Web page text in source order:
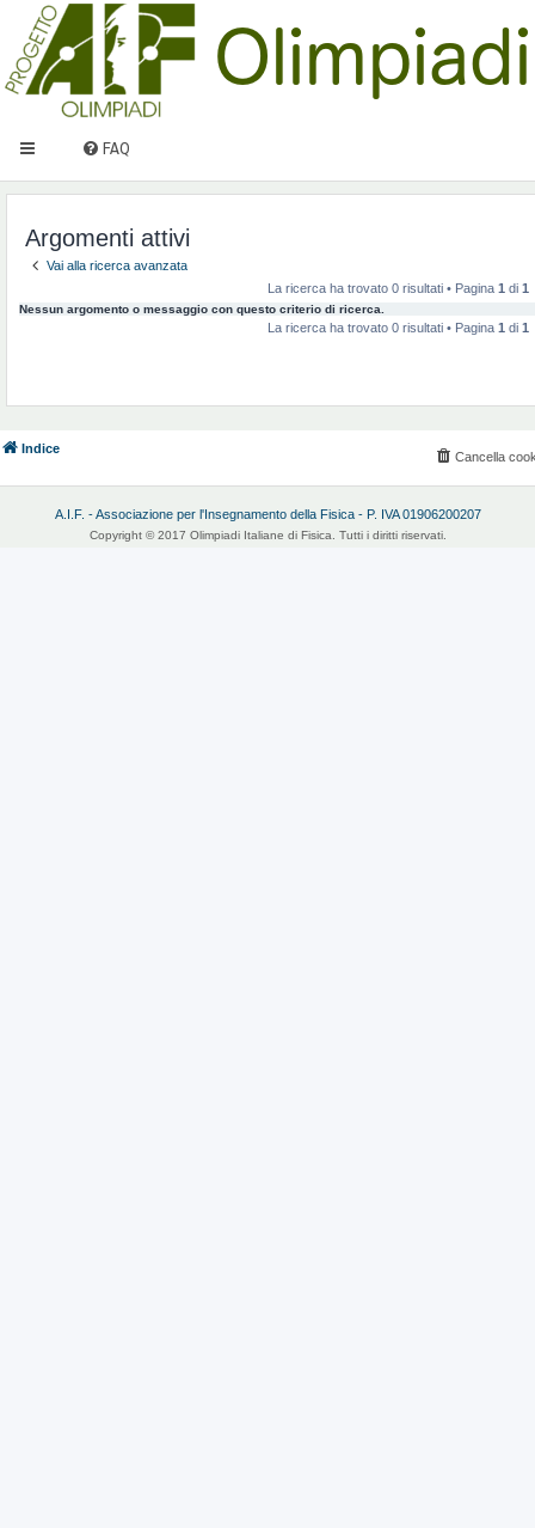
FAQ
Argomenti attivi
Vai alla ricerca avanzata
La ricerca ha trovato 0 risultati • Pagina 1 di 1
Nessun argomento o messaggio con questo criterio di ricerca.
La ricerca ha trovato 0 risultati • Pagina 1 di 1
Indice
Cancella
A.I.F. - Associazione per l'Insegnamento della Fisica - P. IVA 01906200207
Copyright © 2017 Olimpiadi Italiane di Fisica. Tutti i diritti riservati.